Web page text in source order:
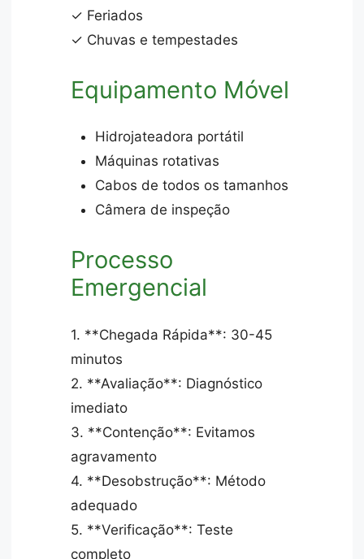
✓ Feriados
✓ Chuvas e tempestades
Equipamento Móvel
Hidrojateadora portátil
Máquinas rotativas
Cabos de todos os tamanhos
Câmera de inspeção
Processo
Emergencial
1. **Chegada Rápida**: 30-45
minutos
2. **Avaliação**: Diagnóstico
imediato
3. **Contenção**: Evitamos
agravamento
4. **Desobstrução**: Método
adequado
5. **Verificação**: Teste
completo